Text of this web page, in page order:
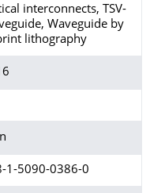
interconnects, TSV-
Waveguide by
lithography
1-5090-0386-0